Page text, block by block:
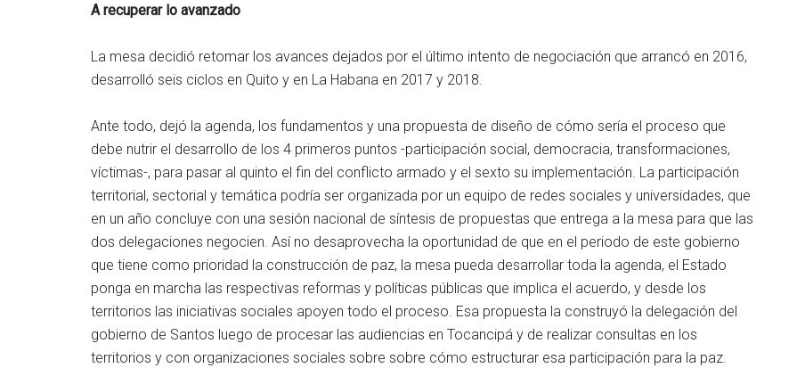
A recuperar lo avanzado
La mesa decidió retomar los avances dejados por el último intento de negociación que arrancó en 2016,
desarrolló seis ciclos en Quito y en La Habana en 2017 y 2018.
Ante todo, dejó la agenda, los fundamentos y una propuesta de diseño de cómo sería el proceso que
debe nutrir el desarrollo de los 4 primeros puntos -participación social, democracia, transformaciones,
víctimas-, para pasar al quinto el fin del conflicto armado y el sexto su implementación. La participación
territorial, sectorial y temática podría ser organizada por un equipo de redes sociales y universidades, que
en un año concluye con una sesión nacional de síntesis de propuestas que entrega a la mesa para que las
dos delegaciones negocien. Así no desaprovecha la oportunidad de que en el periodo de este gobierno
que tiene como prioridad la construcción de paz, la mesa pueda desarrollar toda la agenda, el Estado
ponga en marcha las respectivas reformas y políticas públicas que implica el acuerdo, y desde los
territorios las iniciativas sociales apoyen todo el proceso. Esa propuesta la construyó la delegación del
gobierno de Santos luego de procesar las audiencias en Tocancipá y de realizar consultas en los
territorios y con organizaciones sociales sobre sobre cómo estructurar esa participación para la paz.